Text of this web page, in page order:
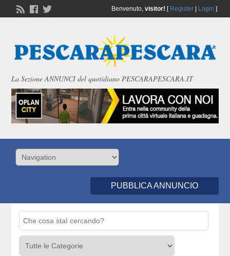
Benvenuto, visitor! [ Register| Login ]
La Sezione ANNUNCI del quotidiano PESCARAPESCARA.IT
PUBBLICA ANNUNCIO